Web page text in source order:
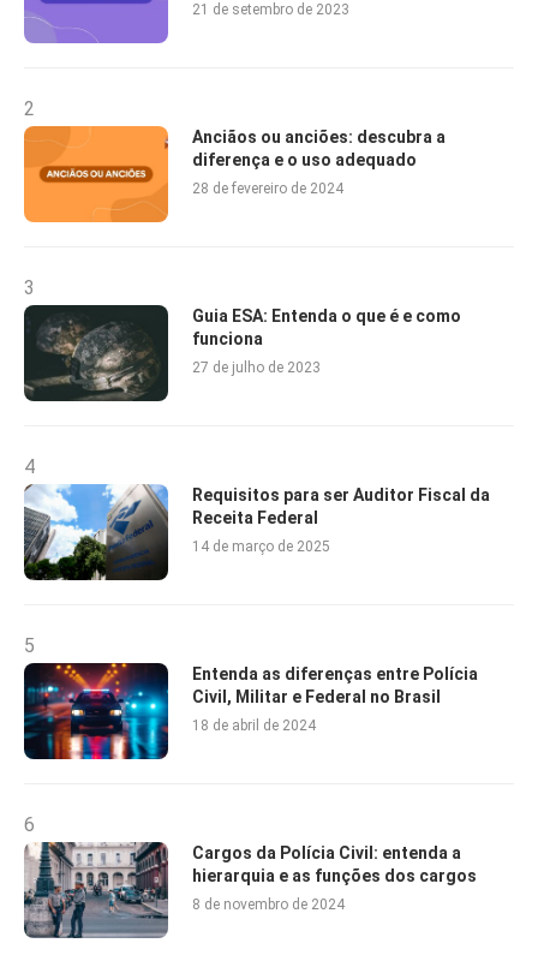
21 de setembro de 2023
2
Anciãos ou anciões: descubra a
diferença e o uso adequado
28 de fevereiro de 2024
3
Guia ESA: Entenda o que é e como
funciona
27 de julho de 2023
4
Requisitos para ser Auditor Fiscal da
Receita Federal
14 de março de 2025
5
Entenda as diferenças entre Polícia
Civil, Militar e Federal no Brasil
18 de abril de 2024
6
Cargos da Polícia Civil: entenda a
hierarquia e as funções dos cargos
8 de novembro de 2024